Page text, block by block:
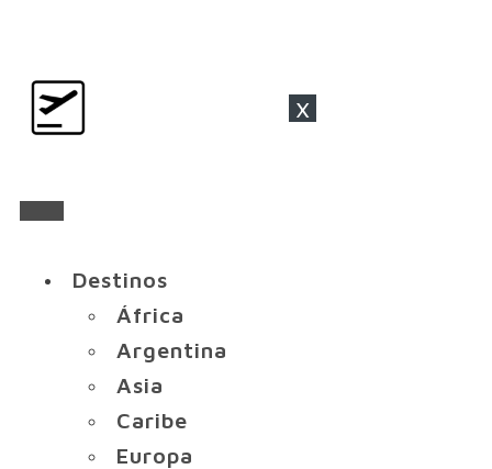
x
Destinos
África
Argentina
Asia
Caribe
Europa